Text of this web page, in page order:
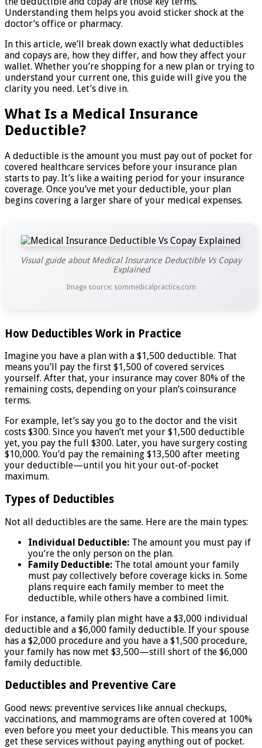
Understanding them helps you avoid sticker shock at the
doctor’s office or pharmacy.
In this article, we’ll break down exactly what deductibles
and copays are, how they differ, and how they affect your
wallet. Whether you’re shopping for a new plan or trying to
understand your current one, this guide will give you the
clarity you need. Let’s dive in.
What Is a Medical Insurance
Deductible?
A deductible is the amount you must pay out of pocket for
covered healthcare services before your insurance plan
starts to pay. It’s like a waiting period for your insurance
coverage. Once you’ve met your deductible, your plan
begins covering a larger share of your medical expenses.
Visual guide about Medical Insurance Deductible Vs Copay
Explained
Image source: sommedicalpractice.com
How Deductibles Work in Practice
Imagine you have a plan with a $1,500 deductible. That
means you’ll pay the first $1,500 of covered services
yourself. After that, your insurance may cover 80% of the
remaining costs, depending on your plan’s coinsurance
terms.
For example, let’s say you go to the doctor and the visit
costs $300. Since you haven’t met your $1,500 deductible
yet, you pay the full $300. Later, you have surgery costing
$10,000. You’d pay the remaining $13,500 after meeting
your deductible—until you hit your out-of-pocket
maximum.
Types of Deductibles
Not all deductibles are the same. Here are the main types:
Individual Deductible: The amount you must pay if
you’re the only person on the plan.
Family Deductible: The total amount your family
must pay collectively before coverage kicks in. Some
plans require each family member to meet the
deductible, while others have a combined limit.
For instance, a family plan might have a $3,000 individual
deductible and a $6,000 family deductible. If your spouse
has a $2,000 procedure and you have a $1,500 procedure,
your family has now met $3,500—still short of the $6,000
family deductible.
Deductibles and Preventive Care
Good news: preventive services like annual checkups,
vaccinations, and mammograms are often covered at 100%
even before you meet your deductible. This means you can
get these services without paying anything out of pocket.